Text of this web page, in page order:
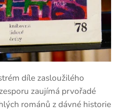
díle zasloužilého
zaujímá prvořadé
románů z dávné historie